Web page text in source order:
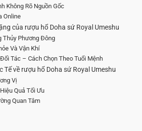
Không Rõ Nguồn Gốc
Online
của rượu hổ Doha sứ Royal Umeshu
Thủy Phương Đông
Và Vận Khí
Tác – Cách Chọn Theo Tuổi Mệnh
về rượu hổ Doha sứ Royal Umeshu
Vị
Quả Tối Ưu
Quan Tâm